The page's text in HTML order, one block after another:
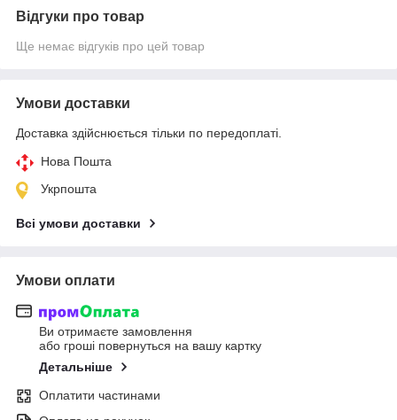
Відгуки про товар
Ще немає відгуків про цей товар
Умови доставки
Доставка здійснюється тільки по передоплаті.
Нова Пошта
Укрпошта
Всі умови доставки
Умови оплати
Ви отримаєте замовлення
або гроші повернуться на вашу картку
Детальніше
Оплатити частинами